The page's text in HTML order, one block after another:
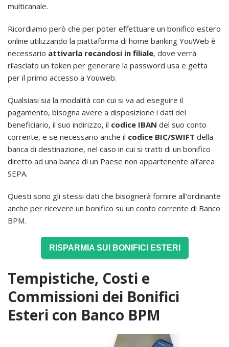
multicanale.
Ricordiamo però che per poter effettuare un bonifico estero
online utilizzando la piattaforma di home banking YouWeb è
necessario attivarla recandosi in filiale, dove verrà
rilasciato un token per generare la password usa e getta
per il primo accesso a Youweb.
Qualsiasi sia la modalità con cui si va ad eseguire il
pagamento, bisogna avere a disposizione i dati del
beneficiario, il suo indirizzo, il codice IBAN del suo conto
corrente, e se necessario anche il codice BIC/SWIFT della
banca di destinazione, nel caso in cui si tratti di un bonifico
diretto ad una banca di un Paese non appartenente all’area
SEPA.
Questi sono gli stessi dati che bisognerà fornire all’ordinante
anche per ricevere un bonifico su un conto corrente di Banco
BPM.
RISPARMIA SUI BONIFICI ESTERI
Tempistiche, Costi e
Commissioni dei Bonifici
Esteri con Banco BPM